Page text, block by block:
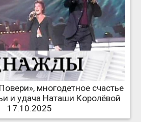
многодетное счастье
и удача Наташи Королёвой
17.10.2025